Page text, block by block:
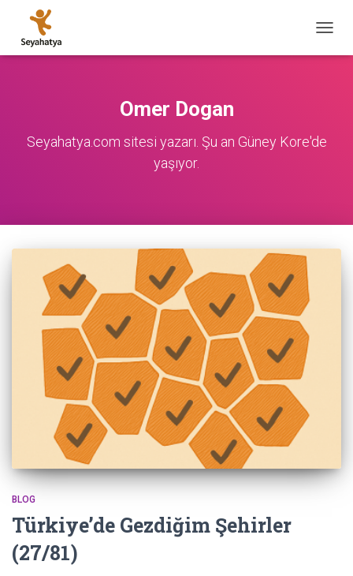
AÇ/
Omer Dogan
Seyahatya.com sitesi yazarı. Şu an Güney Kore'de
yaşıyor.
BLOG
Türkiye’de Gezdiğim Şehirler
(27/81)